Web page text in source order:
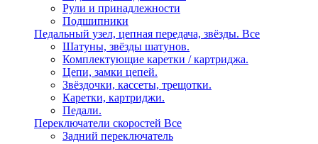
Рули и принадлежности
Подшипники
Педальный узел, цепная передача, звёзды. Все
Шатуны, звёзды шатунов.
Комплектующие каретки / картриджа.
Цепи, замки цепей.
Звёздочки, кассеты, трещотки.
Каретки, картриджи.
Педали.
Переключатели скоростей Все
Задний переключатель